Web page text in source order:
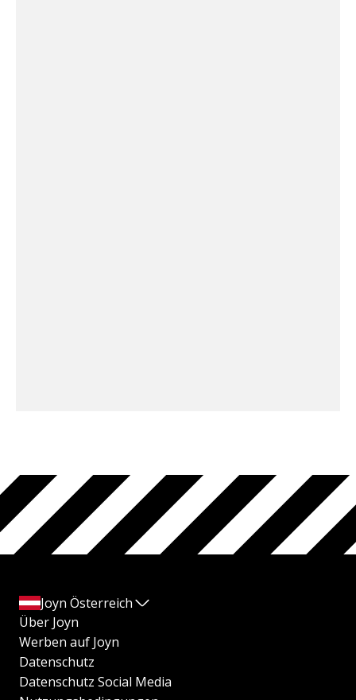
Joyn Österreich
Über Joyn
Werben auf Joyn
Datenschutz
Datenschutz Social Media